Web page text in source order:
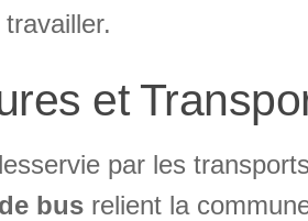
et
par les
bus relient la